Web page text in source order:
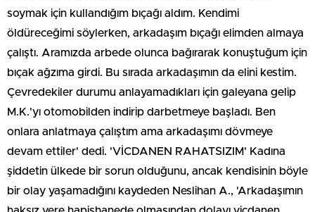
soymak için kullandığım bıçağı aldım. Kendimi
öldüreceğimi söylerken, arkadaşım bıçağı elimden almaya
çalıştı. Aramızda arbede olunca bağırarak konuştuğum için
bıçak ağzıma girdi. Bu sırada arkadaşımın da elini kestim.
Çevredekiler durumu anlayamadıkları için galeyana gelip
M.K.'yı otomobilden indirip darbetmeye başladı. Ben
onlara anlatmaya çalıştım ama arkadaşımı dövmeye
devam ettiler' dedi. 'VİCDANEN RAHATSIZIM' Kadına
şiddetin ülkede bir sorun olduğunu, ancak kendisinin böyle
bir olay yaşamadığını kaydeden Neslihan A., 'Arkadaşımın